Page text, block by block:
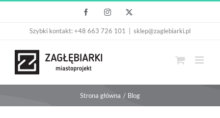
zawartości
FacebookInstagram
Szybki kontakt: +48 663 726 101 sklep@zaglebiarki.pl
Strona główna Blog